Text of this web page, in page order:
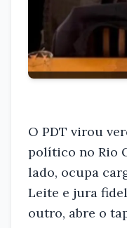
O PDT virou
político no Rio
lado, ocupa
Leite e jura
outro, abre o